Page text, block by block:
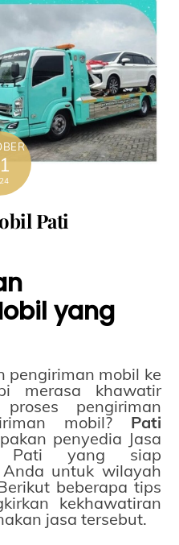
Pati
yang
pengiriman mobil ke
merasa khawatir
pengiriman
mobil? Pati
penyedia Jasa
Pati yang siap
untuk wilayah
beberapa tips
kekhawatiran
jasa tersebut.